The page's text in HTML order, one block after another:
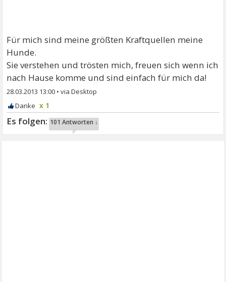
Für mich sind meine größten Kraftquellen meine
Hunde.
Sie verstehen und trösten mich, freuen sich wenn ich
nach Hause komme und sind einfach für mich da!
28.03.2013 13:00 •
x 1
101 Antworten ↓